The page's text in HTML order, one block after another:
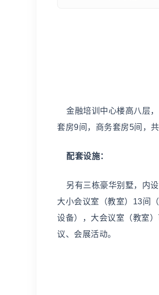
金融培训中心楼高八层，
套房9间，商务套房5间，
配套设施：
另有三栋豪华别墅，内设
大小会议室（教室）13间
设备），大会议室（教室
议、会展活动。